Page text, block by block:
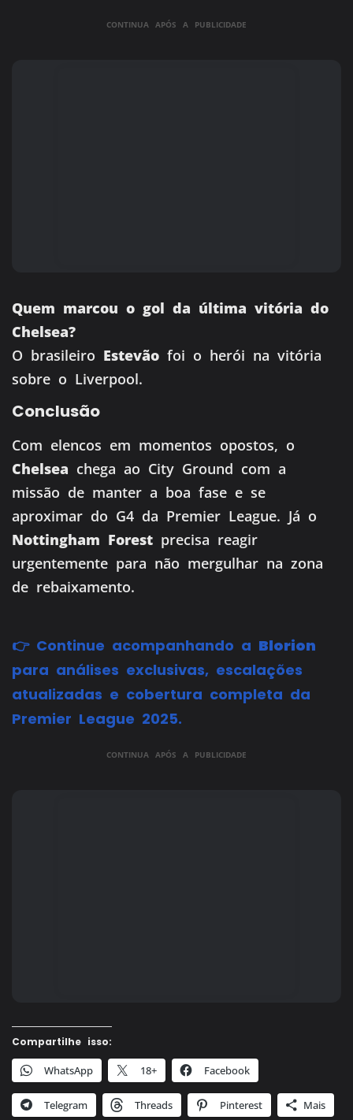
CONTINUA APÓS A PUBLICIDADE
Quem marcou o gol da última vitória do
Chelsea?
O brasileiro Estevão foi o herói na vitória
sobre o Liverpool.
Conclusão
Com elencos em momentos opostos, o
Chelsea chega ao City Ground com a
missão de manter a boa fase e se
aproximar do G4 da Premier League. Já o
Nottingham Forest precisa reagir
urgentemente para não mergulhar na zona
de rebaixamento.
👉 Continue acompanhando a Blorion
para análises exclusivas, escalações
atualizadas e cobertura completa da
Premier League 2025.
CONTINUA APÓS A PUBLICIDADE
Compartilhe isso:
WhatsApp 18+ Facebook
Telegram Threads Pinterest Mais